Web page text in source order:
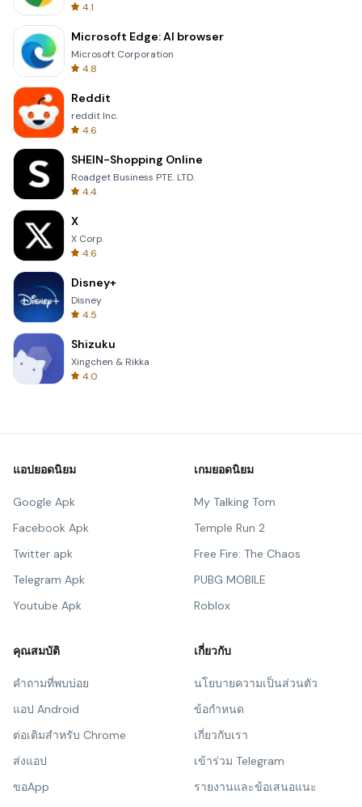
4.1
Microsoft Edge: AI browser
Microsoft Corporation
4.8
Reddit
reddit Inc.
4.6
SHEIN-Shopping Online
Roadget Business PTE. LTD.
4.4
X
X Corp.
4.6
Disney+
Disney
4.5
Shizuku
Xingchen & Rikka
4.0
แอปยอดนิยม
Google Apk
Facebook Apk
Twitter apk
Telegram Apk
Youtube Apk
เกมยอดนิยม
My Talking Tom
Temple Run 2
Free Fire: The Chaos
PUBG MOBILE
Roblox
คุณสมบัติ
คำถามที่พบบ่อย
แอป Android
ต่อเติมสำหรับ Chrome
ส่งแอป
ขอApp
เกี่ยวกับ
นโยบายความเป็นส่วนตัว
ข้อกำหนด
เกี่ยวกับเรา
เข้าร่วม Telegram
รายงานและข้อเสนอแนะ